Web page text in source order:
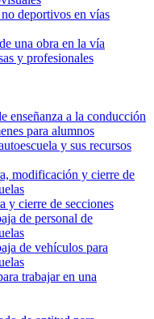
deportivos en vías
una obra en la vía
y profesionales
enseñanza a la conducción
para alumnos
y sus recursos
modificación y cierre de
y cierre de secciones
de personal de
de vehículos para
trabajar en una